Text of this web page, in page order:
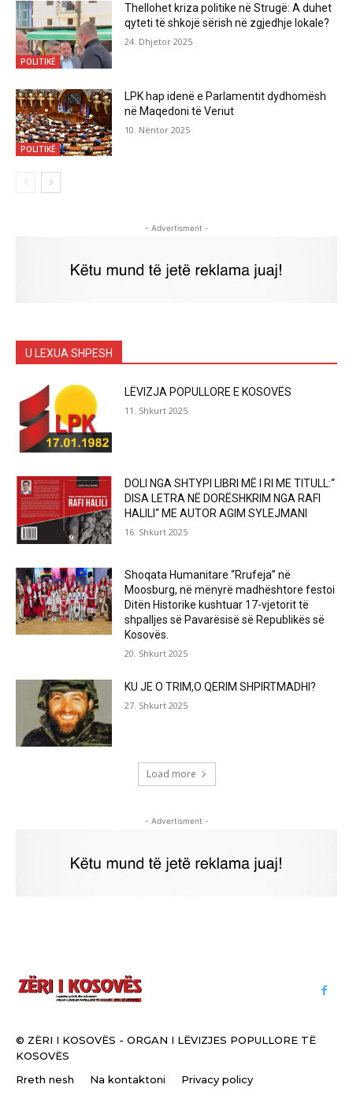
POLITIKË
Thellohet kriza politike në Strugë: A duhet
qyteti të shkojë sërish në zgjedhje lokale?
24. Dhjetor 2025
POLITIKË
LPK hap idenë e Parlamentit dydhomësh
në Maqedoni të Veriut
10. Nëntor 2025
- Advertisment -
U LEXUA SHPESH
LËVIZJA POPULLORE E KOSOVËS
11. Shkurt 2025
DOLI NGA SHTYPI LIBRI MË I RI ME TITULL:“
DISA LETRA NË DORËSHKRIM NGA RAFI
HALILI“ ME AUTOR AGIM SYLEJMANI
16. Shkurt 2025
Shoqata Humanitare “Rrufeja” në
Moosburg, në mënyrë madhështore festoi
Ditën Historike kushtuar 17-vjetorit të
shpalljes së Pavarësisë së Republikës së
Kosovës.
20. Shkurt 2025
KU JE O TRIM,O QERIM SHPIRTMADHI?
27. Shkurt 2025
Load more
- Advertisment -
© ZËRI I KOSOVËS - ORGAN I LËVIZJES POPULLORE TË
KOSOVËS
Rreth nesh
Na kontaktoni Privacy policy